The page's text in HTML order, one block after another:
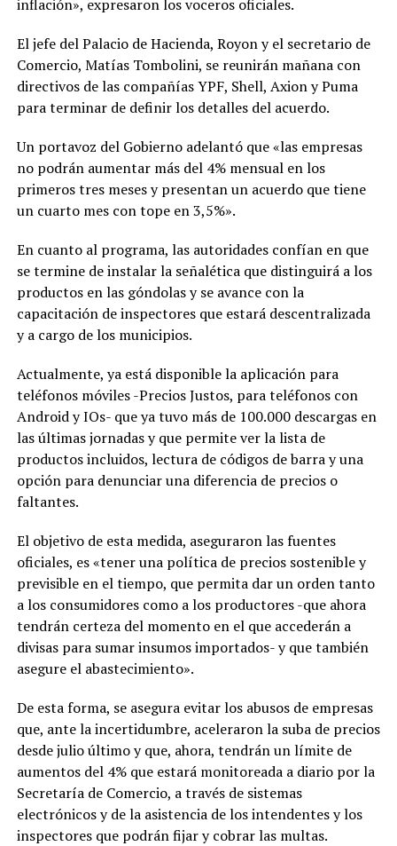
inflación», expresaron los voceros oficiales.
El jefe del Palacio de Hacienda, Royon y el secretario de
Comercio, Matías Tombolini, se reunirán mañana con
directivos de las compañías YPF, Shell, Axion y Puma
para terminar de definir los detalles del acuerdo.
Un portavoz del Gobierno adelantó que «las empresas
no podrán aumentar más del 4% mensual en los
primeros tres meses y presentan un acuerdo que tiene
un cuarto mes con tope en 3,5%».
En cuanto al programa, las autoridades confían en que
se termine de instalar la señalética que distinguirá a los
productos en las góndolas y se avance con la
capacitación de inspectores que estará descentralizada
y a cargo de los municipios.
Actualmente, ya está disponible la aplicación para
teléfonos móviles -Precios Justos, para teléfonos con
Android y IOs- que ya tuvo más de 100.000 descargas en
las últimas jornadas y que permite ver la lista de
productos incluidos, lectura de códigos de barra y una
opción para denunciar una diferencia de precios o
faltantes.
El objetivo de esta medida, aseguraron las fuentes
oficiales, es «tener una política de precios sostenible y
previsible en el tiempo, que permita dar un orden tanto
a los consumidores como a los productores -que ahora
tendrán certeza del momento en el que accederán a
divisas para sumar insumos importados- y que también
asegure el abastecimiento».
De esta forma, se asegura evitar los abusos de empresas
que, ante la incertidumbre, aceleraron la suba de precios
desde julio último y que, ahora, tendrán un límite de
aumentos del 4% que estará monitoreada a diario por la
Secretaría de Comercio, a través de sistemas
electrónicos y de la asistencia de los intendentes y los
inspectores que podrán fijar y cobrar las multas.